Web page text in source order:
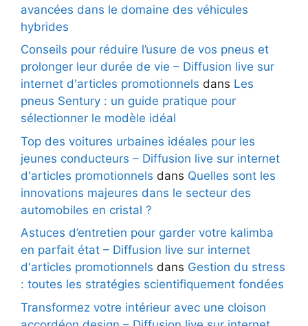
avancées dans le domaine des véhicules
hybrides
Conseils pour réduire l’usure de vos pneus et
prolonger leur durée de vie – Diffusion live sur
internet d'articles promotionnels dans Les
pneus Sentury : un guide pratique pour
sélectionner le modèle idéal
Top des voitures urbaines idéales pour les
jeunes conducteurs – Diffusion live sur internet
d'articles promotionnels dans Quelles sont les
innovations majeures dans le secteur des
automobiles en cristal ?
Astuces d’entretien pour garder votre kalimba
en parfait état – Diffusion live sur internet
d'articles promotionnels dans Gestion du stress
: toutes les stratégies scientifiquement fondées
Transformez votre intérieur avec une cloison